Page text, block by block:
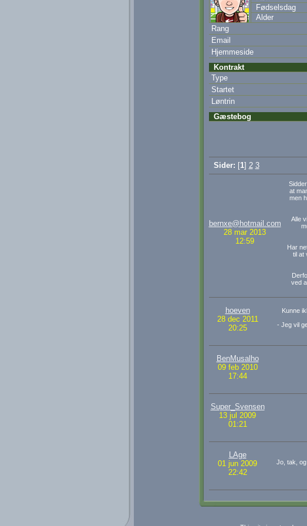
Fødselsdag
Alder
Rang
Email
Hjemmeside
Kontrakt
Type
Startet
Løntrin
Gæstebog
Sider: [1] 2 3
bernxe@hotmail.com
28 mar 2013
12:59
at
men
Alle
Har
til at
ved
hoeven
28 dec 2011
20:25
Kunne
- Jeg vil
BenMusalho
09 feb 2010
17:44
Super_Svensen
13 jul 2009
01:21
LAge
01 jun 2009
22:42
Jo, tak,